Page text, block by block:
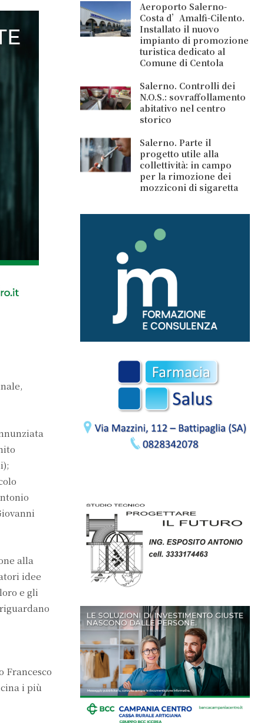
alla
idee
e gli
Francesco
i più
Aeroporto Salerno-
Costa d’Amalfi-Cilento.
Installato il nuovo
impianto di promozione
turistica dedicato al
Comune di Centola
Salerno. Controlli dei
N.O.S.: sovraffollamento
abitativo nel centro
storico
Salerno. Parte il
progetto utile alla
collettività: in campo
per la rimozione dei
mozziconi di sigaretta